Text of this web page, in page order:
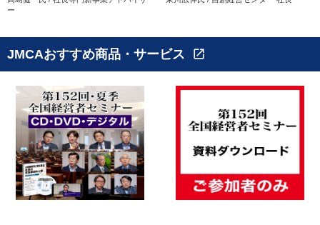
ー
JMCAおすすめ商品・サービス open_in_new